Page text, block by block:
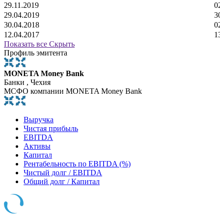
29.11.2019
29.04.2019
30.04.2018
12.04.2017
Показать все Скрыть
Профиль эмитента
MONETA Money Bank
Банки , Чехия
МСФО компании MONETA Money Bank
Выручка
Чистая прибыль
EBITDA
Активы
Капитал
Рентабельность по EBITDA (%)
Чистый долг / EBITDA
Общий долг / Капитал